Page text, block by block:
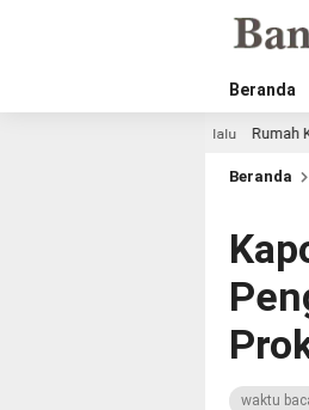
Beranda
Rumah Korban Puting
Beranda
waktu